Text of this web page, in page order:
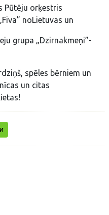
Pūtēju orķestris
noLietuvas un
grupa „Dzirnakmeņi”-
spēles bērniem un
un citas